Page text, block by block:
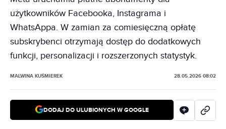
użytkowników Facebooka, Instagrama i
WhatsAppa. W zamian za comiesięczną opłatę
subskrybenci otrzymają dostęp do dodatkowych
funkcji, personalizacji i rozszerzonych statystyk.
MALWINA KUŚMIEREK 28.05.2026 08:02
DODAJ DO ULUBIONYCH W GOOGLE